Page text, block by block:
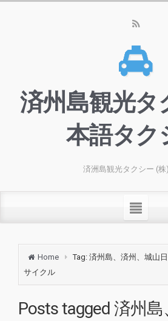
済州島観光タ
本語タク
済洲島観光タクシー (
Home
Tag: 済州島、済州、城山
サイクル
Posts tagged 済州島